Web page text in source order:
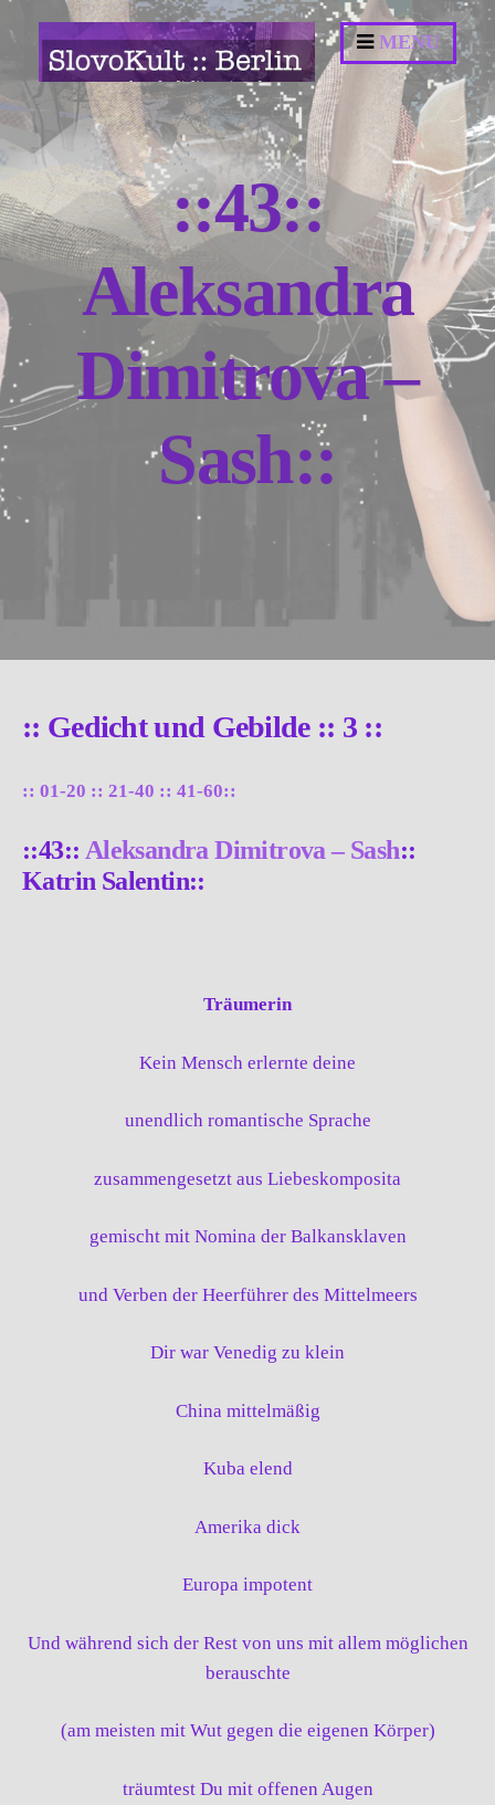
MENU
::43::
Aleksandra
Dimitrova –
Sash::
:: Gedicht und Gebilde :: 3 ::
:: 01-20 :: 21-40 :: 41-60::
::43:: Aleksandra Dimitrova – Sash::
Katrin Salentin::
Träumerin
Kein Mensch erlernte deine
unendlich romantische Sprache
zusammengesetzt aus Liebeskomposita
gemischt mit Nomina der Balkansklaven
und Verben der Heerführer des Mittelmeers
Dir war Venedig zu klein
China mittelmäßig
Kuba elend
Amerika dick
Europa impotent
Und während sich der Rest von uns mit allem möglichen
berauschte
(am meisten mit Wut gegen die eigenen Körper)
träumtest Du mit offenen Augen